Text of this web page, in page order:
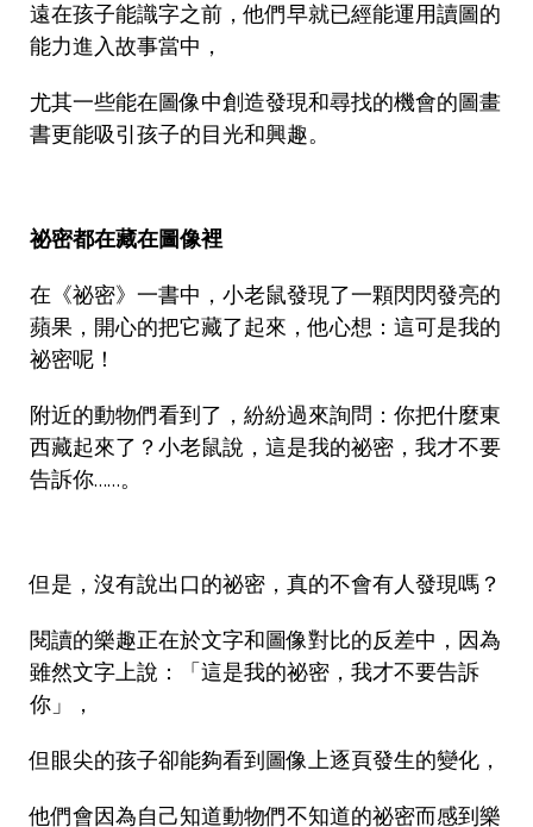
遠在孩子能識字之前，他們早就已經能運用讀圖的
能力進入故事當中，
尤其一些能在圖像中創造發現和尋找的機會的圖畫
書更能吸引孩子的目光和興趣。
祕密都在藏在圖像裡
在《祕密》一書中，小老鼠發現了一顆閃閃發亮的
蘋果，開心的把它藏了起來，他心想：這可是我的
祕密呢！
附近的動物們看到了，紛紛過來詢問：你把什麼東
西藏起來了？小老鼠說，這是我的祕密，我才不要
告訴你……。
但是，沒有說出口的祕密，真的不會有人發現嗎？
閱讀的樂趣正在於文字和圖像對比的反差中，因為
雖然文字上說：「這是我的祕密，我才不要告訴
你」，
但眼尖的孩子卻能夠看到圖像上逐頁發生的變化，
他們會因為自己知道動物們不知道的祕密而感到樂